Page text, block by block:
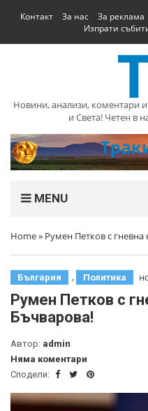
Контакт За нас За реклама
Изпрати
Новини, анализи, коментари
и Света! Четен в
MENU
Home» Румен Петков с
България , Политика
Румен Петков с
Бъчварова!
Автор: admin
Няма коментари
Сподели: